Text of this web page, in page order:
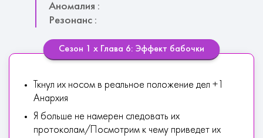
Аномалия :
Резонанс :
Сезон 1 х Глава 6: Эффект бабочки
Ткнул их носом в реальное положение дел +1
Анархия
Я больше не намерен следовать их
протоколам/Посмотрим к чему приведет их